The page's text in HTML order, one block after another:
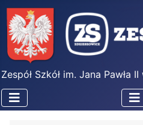
Zespół Szkół im. Jana Pawła